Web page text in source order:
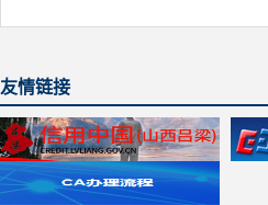
友情链接